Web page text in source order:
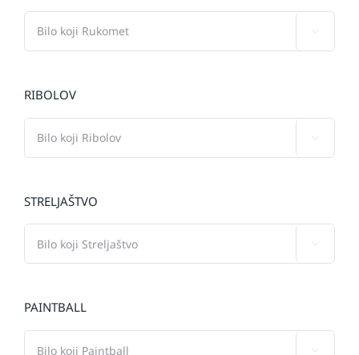
RIBOLOV
STRELJAŠTVO
PAINTBALL